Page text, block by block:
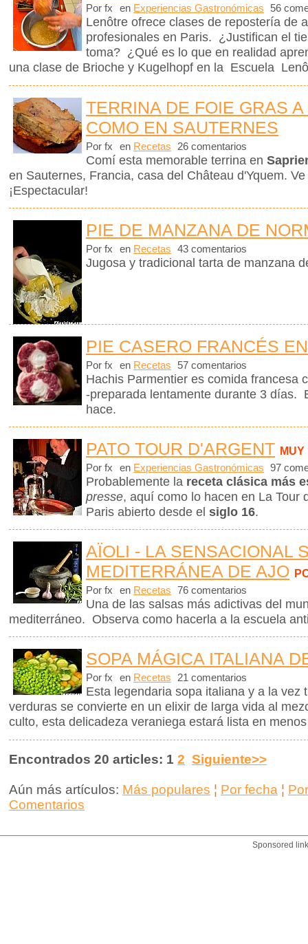
Por fx en Experiencias Gastronómicas 56
Lenôtre ofrece clases de repostería de
profesionales en Paris. ¿Justifican el
toma? ¿Qué es lo que en realidad
una clase de Brioche y Kugelhopf en la Escuela
TERRINA DE FOIE GRAS
COMO EN SAUTERNES
Por fx en Recetas 26 comentarios
Comí esta memorable terrina en
en Sauternes, Francia, casa del Château d'Yquem.
¡Espectacular!
PIE DE MANZANA DE
Por fx en Recetas 43 comentarios
Jugosa y tradicional tarta de manzana
PIE CASERO FRANCÉS
Por fx en Recetas 57 comentarios
Hachis Parmentier es comida francesa
-preparada lentamente durante 3 días.
hace.
PATO TOUR D'ARGENT MUY
Por fx en Experiencias Gastronómicas 97
Probablemente la receta clásica más
presse, aquí como lo hacen en La Tour
Paris abierto desde el siglo 16.
AÏOLI - LA SENSACIONAL
MEDITERRÁNEA DE AJO
Por fx en Recetas 76 comentarios
Una de las salsas más adictivas del
mediterráneo. Observa como hacerla a la escuela
SOPA MÁGICA ITALIANA
Por fx en Recetas 21 comentarios
Esta legendaria sopa italiana y a la vez
verduras se convierte en un elixir de larga vida al
culto, esta delicadeza veraniega estará lista en
Encontrados 20 articles: 1 2 Siguiente>>
Aún más artículos: Más populares ¦ Por fecha ¦
Comentarios
Sponsored